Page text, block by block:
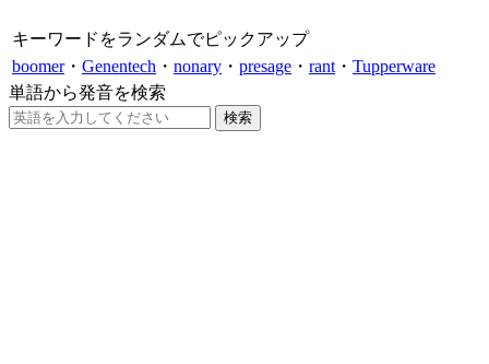
キーワードをランダムでピックアップ
boomer・ Genentech ・ nonary ・ presage ・ rant ・ Tupperware
単語から発音を検索